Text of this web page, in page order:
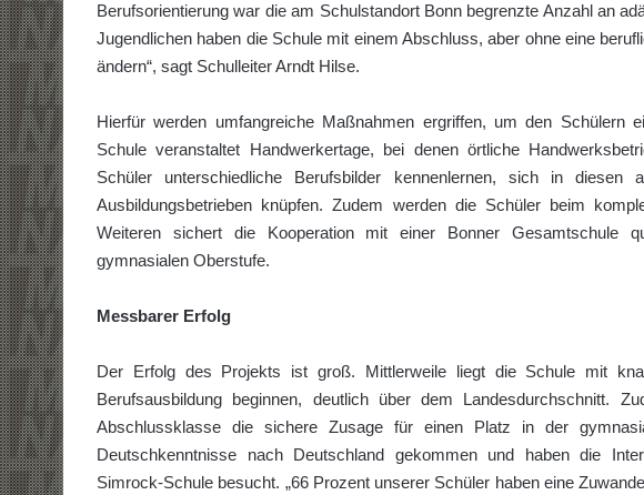
Berufsorientierung war die am Schulstandort Bonn begrenzte Anzahl an
Jugendlichen haben die Schule mit einem Abschluss, aber ohne eine
ändern“, sagt Schulleiter Arndt Hilse.
Hierfür werden umfangreiche Maßnahmen ergriffen, um den Schülern
Schule veranstaltet Handwerkertage, bei denen örtliche
Schüler unterschiedliche Berufsbilder kennenlernen, sich in diesen
Ausbildungsbetrieben knüpfen. Zudem werden die Schüler beim
Weiteren sichert die Kooperation mit einer Bonner Gesamtschule
gymnasialen Oberstufe.
Messbarer Erfolg
Der Erfolg des Projekts ist groß. Mittlerweile liegt die Schule mit
Berufsausbildung beginnen, deutlich über dem Landesdurchschnitt.
Abschlussklasse die sichere Zusage für einen Platz in der
Deutschkenntnisse nach Deutschland gekommen und haben die
Simrock-Schule besucht. „66 Prozent unserer Schüler haben eine